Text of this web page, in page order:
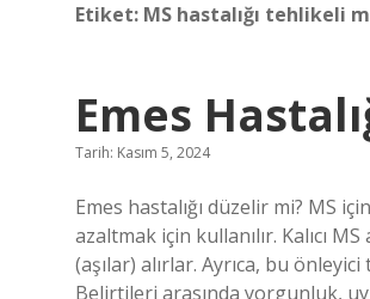
Etiket: MS hastalığı tehlikeli
Emes
Tarih: Kasım 5, 2024
Emes hastalığı düzelir mi? MS
azaltmak için kullanılır. Kalıcı
(aşılar) alırlar. Ayrıca, bu
Belirtileri arasında yorgunluk,